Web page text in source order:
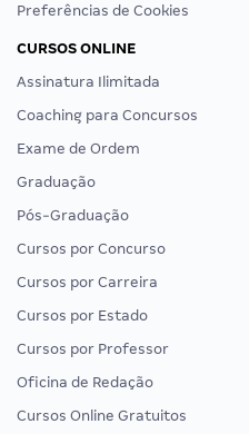
Preferências de Cookies
CURSOS ONLINE
Assinatura Ilimitada
Coaching para Concursos
Exame de Ordem
Graduação
Pós-Graduação
Cursos por Concurso
Cursos por Carreira
Cursos por Estado
Cursos por Professor
Oficina de Redação
Cursos Online Gratuitos